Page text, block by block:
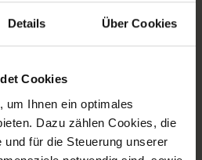
Details Über Cookies
Cookies
um Ihnen ein optimales
Dazu zählen Cookies, die
für die Steuerung unserer
Deutsch (QWERTZ) mit
Nein
Gebraucht